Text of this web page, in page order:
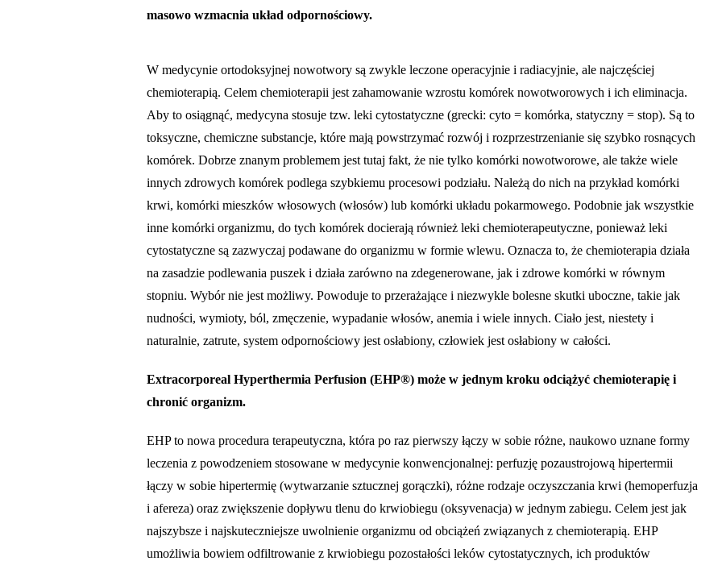
masowo wzmacnia układ odpornościowy.
W medycynie ortodoksyjnej nowotwory są zwykle leczone operacyjnie i radiacyjnie, ale najczęściej
chemioterapią. Celem chemioterapii jest zahamowanie wzrostu komórek nowotworowych i ich eliminacja.
Aby to osiągnąć, medycyna stosuje tzw. leki cytostatyczne (grecki: cyto = komórka, statyczny = stop). Są to
toksyczne, chemiczne substancje, które mają powstrzymać rozwój i rozprzestrzenianie się szybko rosnących
komórek. Dobrze znanym problemem jest tutaj fakt, że nie tylko komórki nowotworowe, ale także wiele
innych zdrowych komórek podlega szybkiemu procesowi podziału. Należą do nich na przykład komórki
krwi, komórki mieszków włosowych (włosów) lub komórki układu pokarmowego. Podobnie jak wszystkie
inne komórki organizmu, do tych komórek docierają również leki chemioterapeutyczne, ponieważ leki
cytostatyczne są zazwyczaj podawane do organizmu w formie wlewu. Oznacza to, że chemioterapia działa
na zasadzie podlewania puszek i działa zarówno na zdegenerowane, jak i zdrowe komórki w równym
stopniu. Wybór nie jest możliwy. Powoduje to przerażające i niezwykle bolesne skutki uboczne, takie jak
nudności, wymioty, ból, zmęczenie, wypadanie włosów, anemia i wiele innych. Ciało jest, niestety i
naturalnie, zatrute, system odpornościowy jest osłabiony, człowiek jest osłabiony w całości.
Extracorporeal Hyperthermia Perfusion (EHP®) może w jednym kroku odciążyć chemioterapię i
chronić organizm.
EHP to nowa procedura terapeutyczna, która po raz pierwszy łączy w sobie różne, naukowo uznane formy
leczenia z powodzeniem stosowane w medycynie konwencjonalnej: perfuzję pozaustrojową hipertermii
łączy w sobie hipertermię (wytwarzanie sztucznej gorączki), różne rodzaje oczyszczania krwi (hemoperfuzja
i afereza) oraz zwiększenie dopływu tlenu do krwiobiegu (oksyvenacja) w jednym zabiegu. Celem jest jak
najszybsze i najskuteczniejsze uwolnienie organizmu od obciążeń związanych z chemioterapią. EHP
umożliwia bowiem odfiltrowanie z krwiobiegu pozostałości leków cytostatycznych, ich produktów